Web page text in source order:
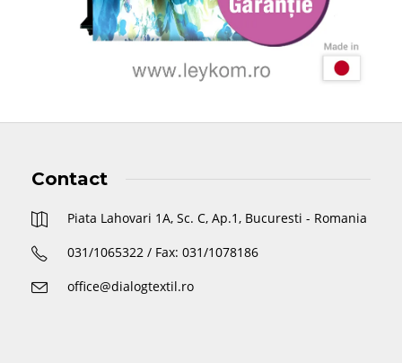
Contact
Piata Lahovari 1A, Sc. C, Ap.1, Bucuresti - Romania
031/1065322 / Fax: 031/1078186
office@dialogtextil.ro